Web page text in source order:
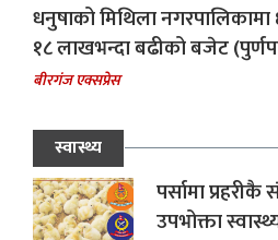
धनुषाको मिथिला
१८ लाखभन्दा बढीको बजेट
बीरगंज एक्सप्रेस
स्वास्थ्य
पर्सामा
उपभोक्ता